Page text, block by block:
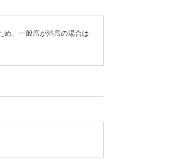
め、一般席が満席の場合は